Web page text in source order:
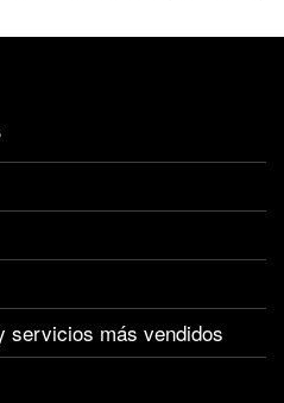
servicios más vendidos